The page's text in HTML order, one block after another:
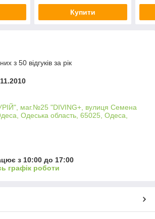
Купити
з 50 відгуків за рік
маг.№25 "DIVING+, вулиця Семена
Одеська область, 65025, Одеса,
з 10:00 до 17:00
графік роботи